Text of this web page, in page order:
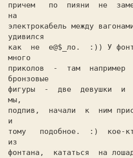
причем   по  пияни  не
на
электрокабель между
удивился
как  не  е@$_ло.  :)) У
много
приколов  -  там  например
бронзовые
фигуры  -  две  девушки  и
мы,
подпив,  начали  к  ним
и
тому   подобное.  :)  кое-
из
фонтана,  кататься  на